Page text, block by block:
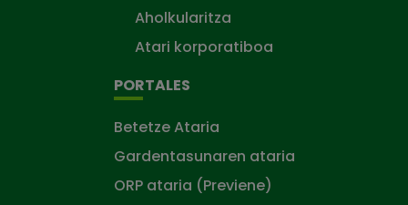
Aholkularitza
Atari korporatiboa
PORTALES
Betetze Ataria
Gardentasunaren ataria
ORP ataria (Previene)